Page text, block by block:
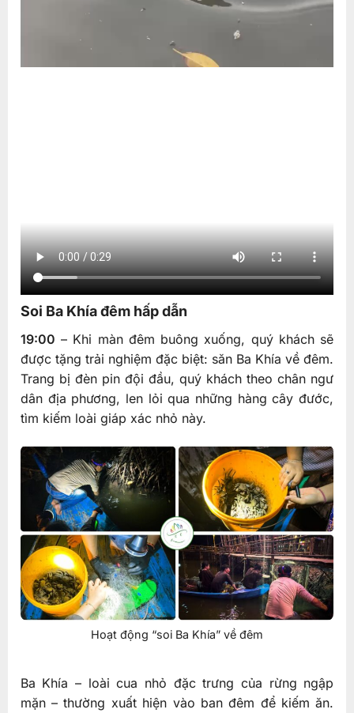
Soi Ba Khía đêm hấp dẫn
19:00 – Khi màn đêm buông xuống, quý khách sẽ
được tặng trải nghiệm đặc biệt: săn Ba Khía về đêm.
Trang bị đèn pin đội đầu, quý khách theo chân ngư
dân địa phương, len lỏi qua những hàng cây đước,
tìm kiếm loài giáp xác nhỏ này.
Hoạt động “soi Ba Khía” về đêm
Ba Khía – loài cua nhỏ đặc trưng của rừng ngập
mặn – thường xuất hiện vào ban đêm để kiếm ăn.